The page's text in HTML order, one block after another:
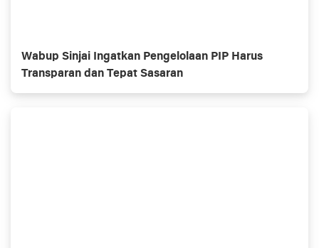
Wabup Sinjai Ingatkan Pengelolaan PIP Harus
Transparan dan Tepat Sasaran